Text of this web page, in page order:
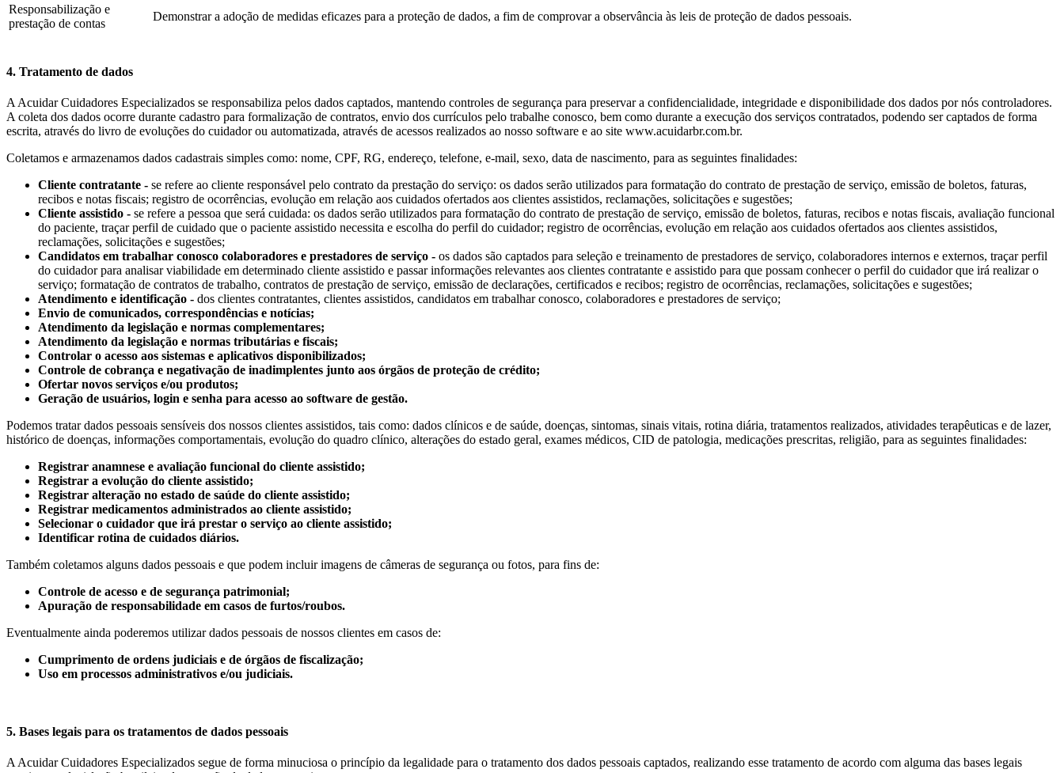
Responsabilização e
prestação de contas
Demonstrar a adoção de medidas eficazes para a proteção de dados, a fim de comprovar a observância às leis de proteção de dados pessoais.
4. Tratamento de dados
A Acuidar Cuidadores Especializados se responsabiliza pelos dados captados, mantendo controles de segurança para preservar a confidencialidade, integridade e disponibilidade dos dados por nós controladores.
A coleta dos dados ocorre durante cadastro para formalização de contratos, envio dos currículos pelo trabalhe conosco, bem como durante a execução dos serviços contratados, podendo ser captados de forma
escrita, através do livro de evoluções do cuidador ou automatizada, através de acessos realizados ao nosso software e ao site www.acuidarbr.com.br.
Coletamos e armazenamos dados cadastrais simples como: nome, CPF, RG, endereço, telefone, e-mail, sexo, data de nascimento, para as seguintes finalidades:
Cliente contratante - se refere ao cliente responsável pelo contrato da prestação do serviço: os dados serão utilizados para formatação do contrato de prestação de serviço, emissão de boletos, faturas,
recibos e notas fiscais; registro de ocorrências, evolução em relação aos cuidados ofertados aos clientes assistidos, reclamações, solicitações e sugestões;
Cliente assistido - se refere a pessoa que será cuidada: os dados serão utilizados para formatação do contrato de prestação de serviço, emissão de boletos, faturas, recibos e notas fiscais, avaliação funcional
do paciente, traçar perfil de cuidado que o paciente assistido necessita e escolha do perfil do cuidador; registro de ocorrências, evolução em relação aos cuidados ofertados aos clientes assistidos,
reclamações, solicitações e sugestões;
Candidatos em trabalhar conosco colaboradores e prestadores de serviço - os dados são captados para seleção e treinamento de prestadores de serviço, colaboradores internos e externos, traçar perfil
do cuidador para analisar viabilidade em determinado cliente assistido e passar informações relevantes aos clientes contratante e assistido para que possam conhecer o perfil do cuidador que irá realizar o
serviço; formatação de contratos de trabalho, contratos de prestação de serviço, emissão de declarações, certificados e recibos; registro de ocorrências, reclamações, solicitações e sugestões;
Atendimento e identificação - dos clientes contratantes, clientes assistidos, candidatos em trabalhar conosco, colaboradores e prestadores de serviço;
Envio de comunicados, correspondências e notícias;
Atendimento da legislação e normas complementares;
Atendimento da legislação e normas tributárias e fiscais;
Controlar o acesso aos sistemas e aplicativos disponibilizados;
Controle de cobrança e negativação de inadimplentes junto aos órgãos de proteção de crédito;
Ofertar novos serviços e/ou produtos;
Geração de usuários, login e senha para acesso ao software de gestão.
Podemos tratar dados pessoais sensíveis dos nossos clientes assistidos, tais como: dados clínicos e de saúde, doenças, sintomas, sinais vitais, rotina diária, tratamentos realizados, atividades terapêuticas e de lazer,
histórico de doenças, informações comportamentais, evolução do quadro clínico, alterações do estado geral, exames médicos, CID de patologia, medicações prescritas, religião, para as seguintes finalidades:
Registrar anamnese e avaliação funcional do cliente assistido;
Registrar a evolução do cliente assistido;
Registrar alteração no estado de saúde do cliente assistido;
Registrar medicamentos administrados ao cliente assistido;
Selecionar o cuidador que irá prestar o serviço ao cliente assistido;
Identificar rotina de cuidados diários.
Também coletamos alguns dados pessoais e que podem incluir imagens de câmeras de segurança ou fotos, para fins de:
Controle de acesso e de segurança patrimonial;
Apuração de responsabilidade em casos de furtos/roubos.
Eventualmente ainda poderemos utilizar dados pessoais de nossos clientes em casos de:
Cumprimento de ordens judiciais e de órgãos de fiscalização;
Uso em processos administrativos e/ou judiciais.
5. Bases legais para os tratamentos de dados pessoais
A Acuidar Cuidadores Especializados segue de forma minuciosa o princípio da legalidade para o tratamento dos dados pessoais captados, realizando esse tratamento de acordo com alguma das bases legais